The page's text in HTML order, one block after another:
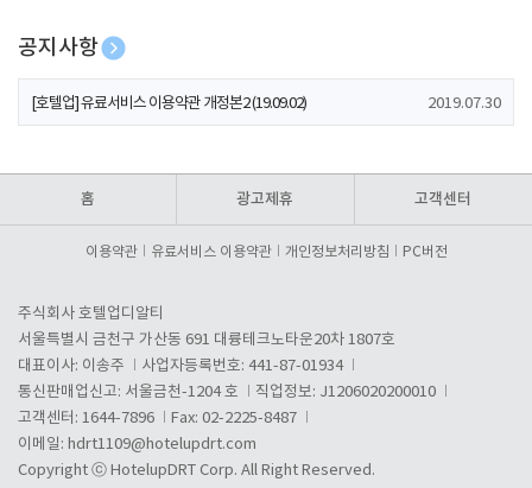
공지사항
[호텔업] 개인정보 처리방침 개정본1 (19.09.02)
[호텔업] 유료서비스 이용약관 개정본2 (19.09.02) 2019.07.30
홈 광고제휴 고객센터
이용약관 유료서비스 이용약관 개인정보처리방침 PC버전
주식회사 호텔업디알티
서울특별시 금천구 가산동 691 대륭테크노타운20차 1807호
대표이사: 이송주
사업자등록번호: 441-87-01934
통신판매업신고: 서울금천-1204 호
직업정보: J1206020200010
고객센터: 1644-7896
Fax: 02-2225-8487
이메일: hdrt1109@hotelupdrt.com
Copyright ⓒ HotelupDRT Corp. All Right Reserved.